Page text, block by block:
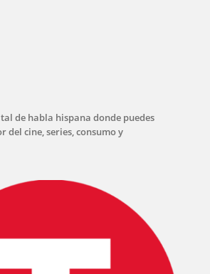
de habla hispana donde puedes
del cine, series, consumo y